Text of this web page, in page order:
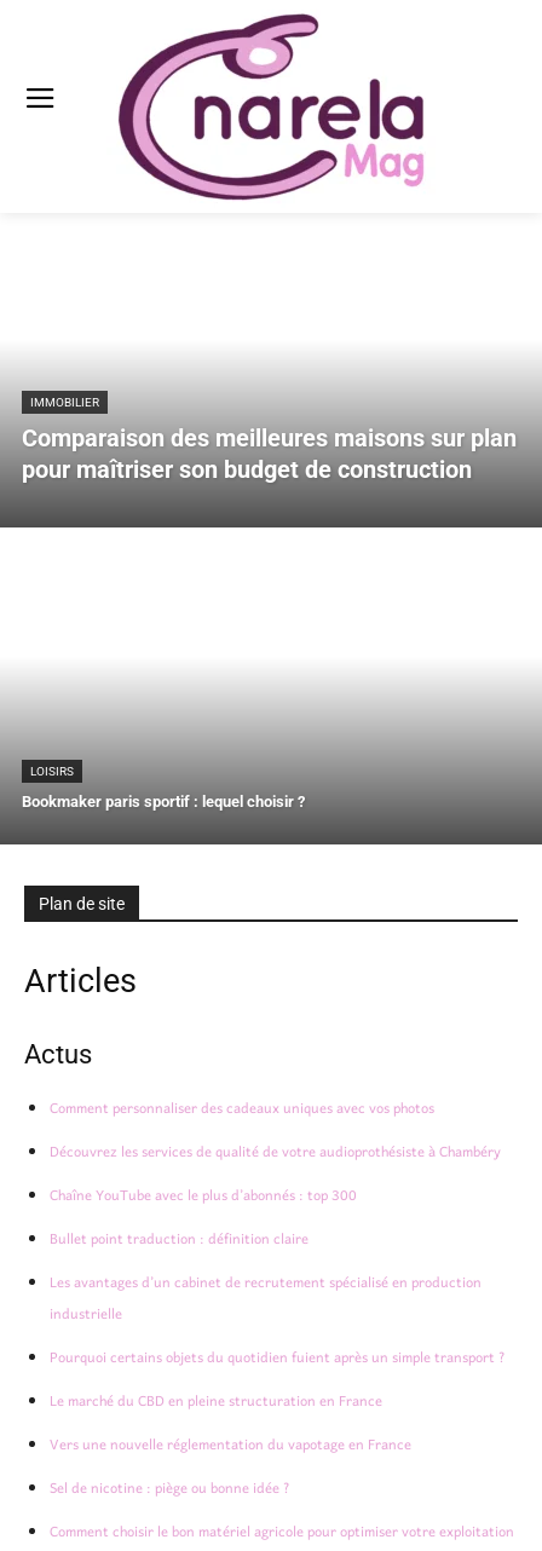
IMMOBILIER
Comparaison des meilleures maisons sur plan
pour maîtriser son budget de construction
LOISIRS
Bookmaker paris sportif : lequel choisir ?
Plan de site
Articles
Actus
Comment personnaliser des cadeaux uniques avec vos photos
Découvrez les services de qualité de votre audioprothésiste à Chambéry
Chaîne YouTube avec le plus d’abonnés : top 300
Bullet point traduction : définition claire
Les avantages d’un cabinet de recrutement spécialisé en production
industrielle
Pourquoi certains objets du quotidien fuient après un simple transport ?
Le marché du CBD en pleine structuration en France
Vers une nouvelle réglementation du vapotage en France
Sel de nicotine : piège ou bonne idée ?
Comment choisir le bon matériel agricole pour optimiser votre exploitation